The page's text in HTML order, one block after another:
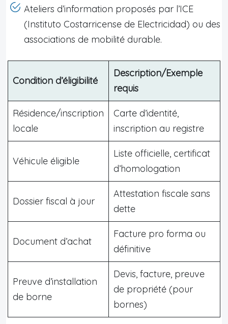
Ateliers d’information proposés par l’ICE
(Instituto Costarricense de Electricidad) ou des
associations de mobilité durable.
Condition d’éligibilité
Description/Exemple
requis
Résidence/inscription
locale
Carte d’identité,
inscription au registre
Véhicule éligible
Liste officielle, certificat
d’homologation
Dossier fiscal à jour
Attestation fiscale sans
dette
Document d’achat
Facture pro forma ou
définitive
Preuve d’installation
de borne
Devis, facture, preuve
de propriété (pour
bornes)